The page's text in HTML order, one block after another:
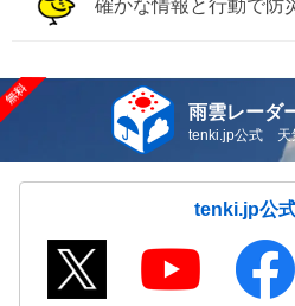
確かな情報と行動で防
雨雲レーダ
tenki.jp公式 天
tenki.jp公